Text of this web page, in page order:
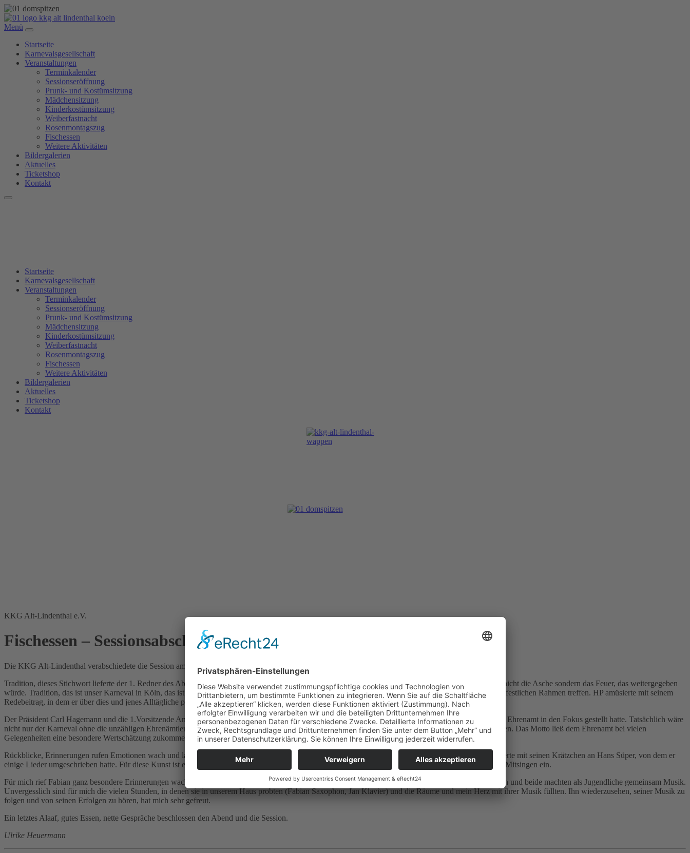
Menü
Startseite
Karnevalsgesellschaft
Veranstaltungen
Terminkalender
Sessionseröffnung
Prunk- und Kostümsitzung
Mädchensitzung
Kinderkostümsitzung
Weiberfastnacht
Rosenmontagszug
Fischessen
Weitere Aktivitäten
Bildergalerien
Aktuelles
Ticketshop
Kontakt
Startseite
Karnevalsgesellschaft
Veranstaltungen
Terminkalender
Sessionseröffnung
Prunk- und Kostümsitzung
Mädchensitzung
Kinderkostümsitzung
Weiberfastnacht
Rosenmontagszug
Fischessen
Weitere Aktivitäten
Bildergalerien
Aktuelles
Ticketshop
Kontakt
KKG Alt-Lindenthal e.V.
Fischessen ­– Sessionsabschluss
Die KKG Alt-Lindenthal verabschiedete die Session am 21.2.2026 mit dem traditionellen Fischessen im Restaurant Concilium.
Tradition, dieses Stichwort lieferte der 1. Redner des Abends, Kai Kramosta als Handwerker Peters (HP) aus der Eifel, mit seinem Vergleich, Tradition sei nicht die Asche sondern das Feuer, das weitergegeben
würde. Tradition, das ist unser Karneval in Köln, das ist auch das Fischessen zum Abschluss, zu dem sich viele Mitglieder der Gesellschaft noch einmal im festlichen Rahmen treffen. HP amüsierte mit seinem
Redebeitrag, in dem er über dies und jenes Alltägliche plauderte und einige Anwesende mit einbezog.
Der Präsident Carl Hagemann und die 1.Vorsitzende Anja Skupin gaben einen Rückblick auf die Session, dessen Motto „Alaaf – mer dun et för Kölle“ das Ehrenamt in den Fokus gestellt hatte. Tatsächlich wäre
nicht nur der Karneval ohne die unzähligen Ehrenämtler undenkbar sondern viele andere Aktivitäten auch, die ganzjährig für eine gute Lebensqualität sorgen. Das Motto ließ dem Ehrenamt bei vielen
Gelegenheiten eine besondere Wertschätzung zukommen. Mer dun et för Kölle un mer dun et jän!
Rückblicke, Erinnerungen rufen Emotionen wach und lassen das Erlebte noch einmal lebendig werden. Der 2. Künstler des Abends, Fabian Rangol, erinnerte mit seinen Krätzchen an Hans Süper, von dem er
einige Lieder umgeschrieben hatte. Für diese Kunst ist er als erster mit dem Hans-Süper-Preis ausgezeichnet worden. Seine Musik lud zum Schunkeln und Mitsingen ein.
Für mich rief Fabian ganz besondere Erinnerungen wach. Er war lange Jahre Schulfreund meines Sohnes Jan, beide gingen gemeinsam zum FC ins Stadion und beide machten als Jugendliche gemeinsam Musik.
Unvergesslich sind für mich die vielen Stunden, in denen sie in unserem Haus probten (Fabian Saxophon, Jan Klavier) und die Räume und mein Herz mit ihrer Musik füllten. Ihn wiederzusehen, seiner Musik zu
folgen und von seinen Erfolgen zu hören, hat mich sehr gefreut.
Ein letztes Alaaf, gutes Essen, nette Gespräche beschlossen den Abend und die Session.
Ulrike Heuermann